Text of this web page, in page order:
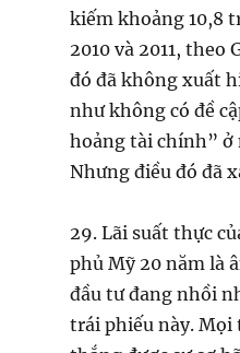
kiếm khoảng 10,8
2010 và 2011, theo
đó đã không xuất
như không có đề
hoảng tài chính” ở
Nhưng điều đó đã
29. Lãi suất thực
phủ Mỹ 20 năm là
đầu tư đang nhồi
trái phiếu này.